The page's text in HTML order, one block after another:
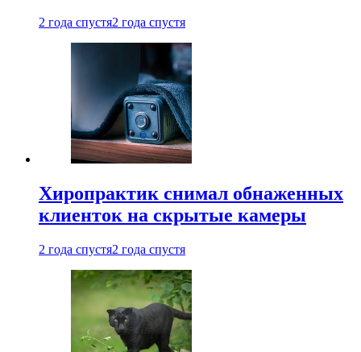
2 года спустя2 года спустя
Хиропрактик снимал обнаженных
клиенток на скрытые камеры
2 года спустя2 года спустя